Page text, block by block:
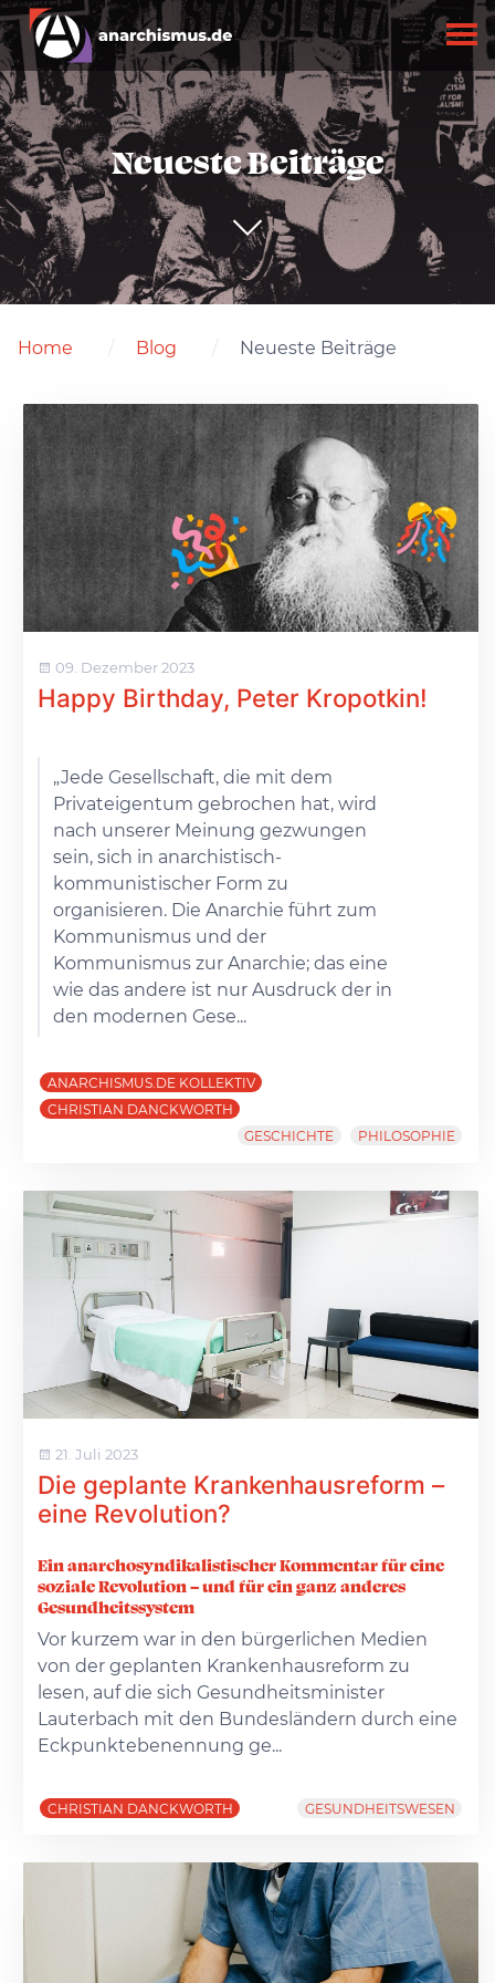
Neueste Beiträge
Home Blog Neueste Beiträge
09. Dezember 2023
Happy Birthday, Peter Kropotkin!
„Jede Gesellschaft, die mit dem
Privateigentum gebrochen hat, wird
nach unserer Meinung gezwungen
sein, sich in anarchistisch-
kommunistischer Form zu
organisieren. Die Anarchie führt zum
Kommunismus und der
Kommunismus zur Anarchie; das eine
wie das andere ist nur Ausdruck der in
den modernen Gese...
ANARCHISMUS.DE KOLLEKTIV
CHRISTIAN DANCKWORTH
GESCHICHTE
PHILOSOPHIE
21. Juli 2023
Die geplante Krankenhausreform –
eine Revolution?
Ein anarchosyndikalistischer Kommentar für eine
soziale Revolution – und für ein ganz anderes
Gesundheitssystem
Vor kurzem war in den bürgerlichen Medien
von der geplanten Krankenhausreform zu
lesen, auf die sich Gesundheitsminister
Lauterbach mit den Bundesländern durch eine
Eckpunktebenennung ge...
CHRISTIAN DANCKWORTH GESUNDHEITSWESEN